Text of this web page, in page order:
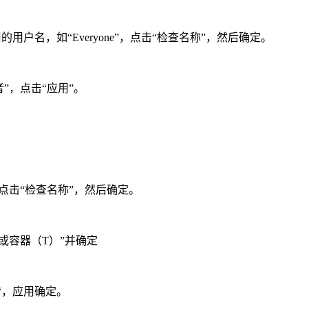
户名，如“Everyone”，点击“检查名称”，然后确定。
，点击“应用”。
击“检查名称”，然后确定。
容器（T）”并确定
应用确定。